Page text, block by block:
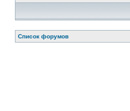
Список форумов